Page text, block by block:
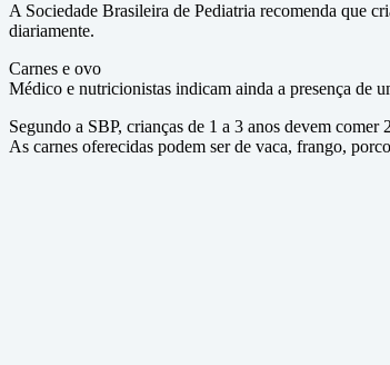
A Sociedade Brasileira de Pediatria recomenda que
diariamente.
Carnes e ovo
Médico e nutricionistas indicam ainda a presença de
Segundo a SBP, crianças de 1 a 3 anos devem
As carnes oferecidas podem ser de vaca, frango,